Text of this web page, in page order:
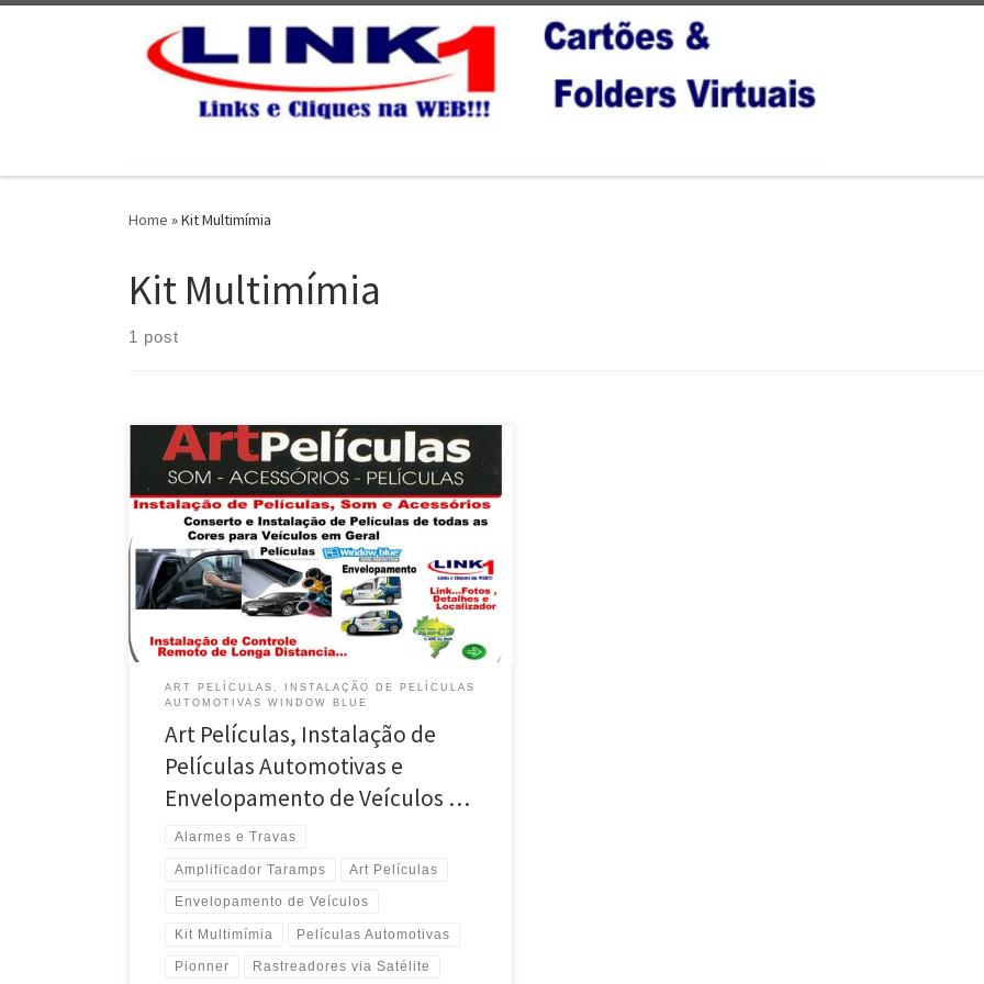
Home »Kit Multimímia
Kit Multimímia
1 post
Na Art Películas , Conserto e instalação de Películas
Automotivas em Valparaíso de Goiás / DF Na Art
Películas , Envelopamento de Veículos em Valparaíso
de Goiás / DF …. Conserto e instalação de Películas de
todas as cores na Art Películas , Valparaíso de Goiás /
DF .. Instalação […]
ART PELÍCULAS, INSTALAÇÃO DE PELÍCULAS
AUTOMOTIVAS WINDOW BLUE
Art Películas, Instalação de
Películas Automotivas e
Envelopamento de Veículos …
Alarmes e Travas
Amplificador Taramps Art Películas
Envelopamento de Veículos
Kit Multimímia Películas Automotivas
Pionner Rastreadores via Satélite